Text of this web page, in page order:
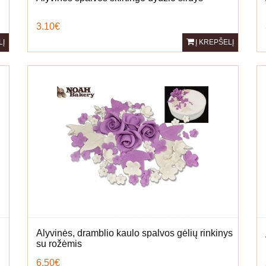
3.10€
Į KREPŠELĮ
Alyvinės, dramblio kaulo spalvos gėlių rinkinys
su rožėmis
6.50€